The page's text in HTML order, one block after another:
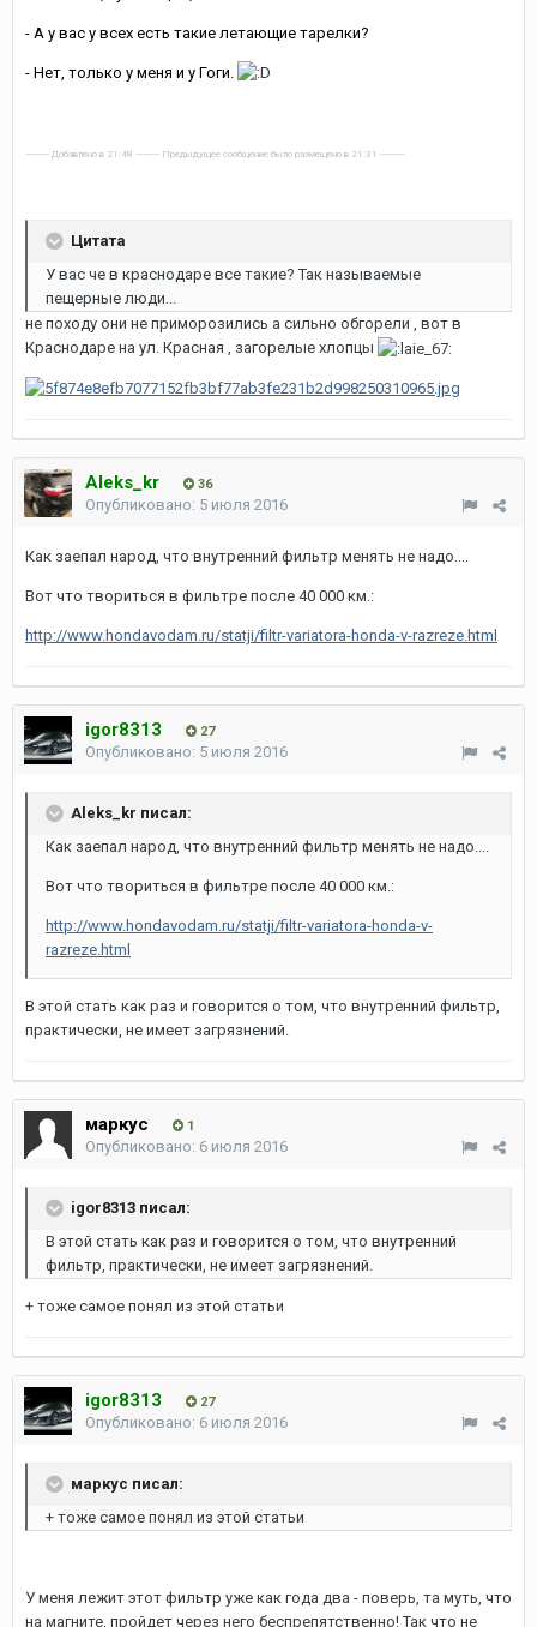
- А у вас у всех есть такие летающие тарелки?
- Нет, только у меня и у Гоги.
---------- Добавлено в 21:48 ---------- Предыдущее сообщение было размещено в 21:31 ----------
Цитата
У вас че в краснодаре все такие? Так называемые
пещерные люди...
не походу они не приморозились а сильно обгорели , вот в
Краснодаре на ул. Красная , загорелые хлопцы
Aleks_kr 36
Опубликовано: 5 июля 2016
Как заепал народ, что внутренний фильтр менять не надо....
Вот что твориться в фильтре после 40 000 км.:
http://www.hondavodam.ru/statji/filtr-variatora-honda-v-razreze.html
igor8313 27
Опубликовано: 5 июля 2016
Aleks_kr писал:
Как заепал народ, что внутренний фильтр менять не надо....
Вот что твориться в фильтре после 40 000 км.:
http://www.hondavodam.ru/statji/filtr-variatora-honda-v-
razreze.html
В этой стать как раз и говорится о том, что внутренний фильтр,
практически, не имеет загрязнений.
маркус 1
Опубликовано: 6 июля 2016
igor8313 писал:
В этой стать как раз и говорится о том, что внутренний
фильтр, практически, не имеет загрязнений.
+ тоже самое понял из этой статьи
igor8313 27
Опубликовано: 6 июля 2016
маркус писал:
+ тоже самое понял из этой статьи
У меня лежит этот фильтр уже как года два - поверь, та муть, что
на магните, пройдет через него беспрепятственно! Так что не